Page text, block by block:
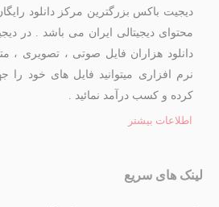
دیجیت باکس بزرگترین مرکز دانلود
محتوای دیجیتالی ایران می باشد . در
دانلود هزاران فایل صوتی ، تصویری ،
نرم افزاری میتوانید فایل های خود
کرده و کسب درآمد نمائید .
اطلاعات بیشتر
لینک های سریع